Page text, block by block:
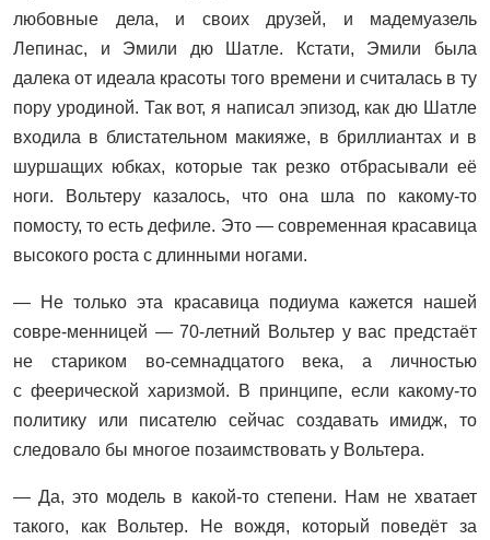
любовные дела, и своих друзей, и мадемуазель
Лепинас, и Эмили дю Шатле. Кстати, Эмили была
далека от идеала красоты того времени и считалась в ту
пору уродиной. Так вот, я написал эпизод, как дю Шатле
входила в блистательном макияже, в бриллиантах и в
шуршащих юбках, которые так резко отбрасывали её
ноги. Вольтеру казалось, что она шла по какому-то
помосту, то есть дефиле. Это — современная красавица
высокого роста с длинными ногами.
— Не только эта красавица подиума кажется нашей
совре-менницей — 70-летний Вольтер у вас предстаёт
не стариком во-семнадцатого века, а личностью
с феерической харизмой. В принципе, если какому-то
политику или писателю сейчас создавать имидж, то
следовало бы многое позаимствовать у Вольтера.
— Да, это модель в какой-то степени. Нам не хватает
такого, как Вольтер. Не вождя, который поведёт за